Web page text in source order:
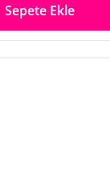
Sepete Ekle